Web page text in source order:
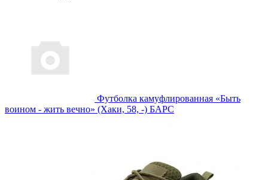
Футболка камуфлированная «Быть
воином - жить вечно» (Хаки, 58, -) БАРС